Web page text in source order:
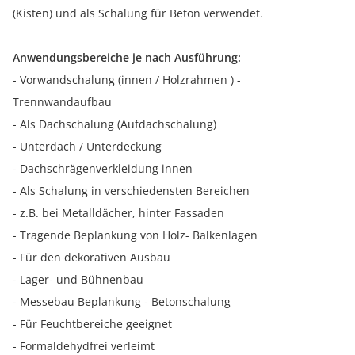
(Kisten) und als Schalung für Beton verwendet.
Anwendungsbereiche je nach Ausführung:
- Vorwandschalung (innen / Holzrahmen ) -
Trennwandaufbau
- Als Dachschalung (Aufdachschalung)
- Unterdach / Unterdeckung
- Dachschrägenverkleidung innen
- Als Schalung in verschiedensten Bereichen
- z.B. bei Metalldächer, hinter Fassaden
- Tragende Beplankung von Holz- Balkenlagen
- Für den dekorativen Ausbau
- Lager- und Bühnenbau
- Messebau Beplankung - Betonschalung
- Für Feuchtbereiche geeignet
- Formaldehydfrei verleimt